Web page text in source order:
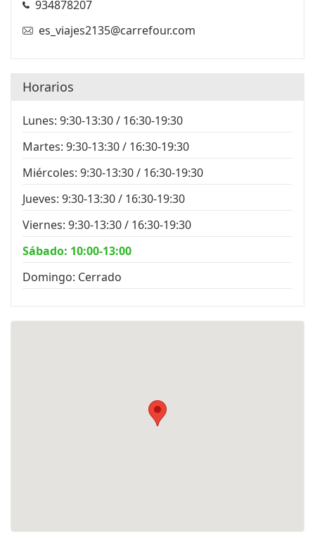
934878207
es_viajes2135@carrefour.com
Horarios
Lunes: 9:30-13:30 / 16:30-19:30
Martes: 9:30-13:30 / 16:30-19:30
Miércoles: 9:30-13:30 / 16:30-19:30
Jueves: 9:30-13:30 / 16:30-19:30
Viernes: 9:30-13:30 / 16:30-19:30
Sábado: 10:00-13:00
Domingo: Cerrado